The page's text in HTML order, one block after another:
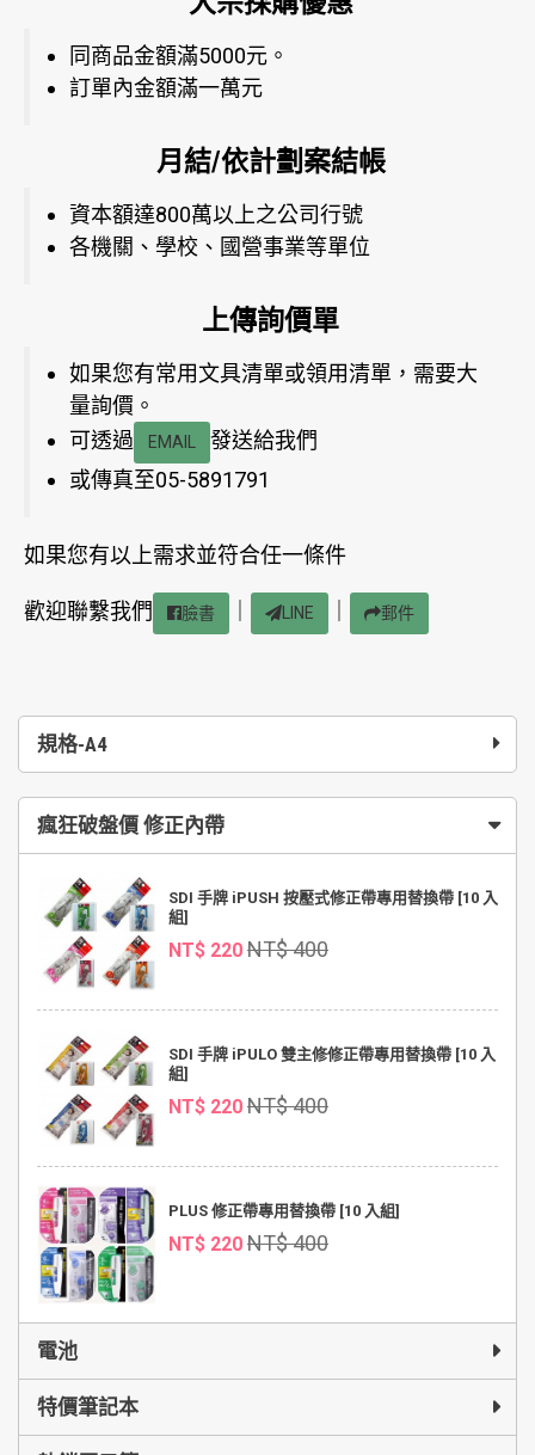
規格-A4
瘋狂破盤價 修正內帶
SDI 手牌 iPUSH 按壓式修正帶專用替換帶 [10 入
組]
NT$ 220 NT$ 400
SDI 手牌 iPULO 雙主修修正帶專用替換帶 [10 入
組]
NT$ 220 NT$ 400
PLUS 修正帶專用替換帶 [10 入組]
NT$ 220 NT$ 400
電池
特價筆記本
同商品金額滿5000元。
訂單內金額滿一萬元
月結/依計劃案結帳
資本額達800萬以上之公司行號
各機關、學校、國營事業等單位
上傳詢價單
如果您有常用文具清單或領用清單，需要大
量詢價。
可透過
EMAIL
發送給我們
或傳真至05-5891791
如果您有以上需求並符合任一條件
歡迎聯繫我們 臉書 LINE 郵件